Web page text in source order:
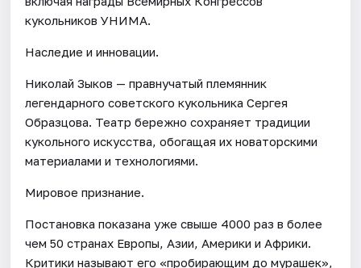
кукольников УНИМА.
Наследие и инновации.
Николай Зыков — правнучатый племянник
легендарного советского кукольника Сергея
Образцова. Театр бережно сохраняет традиции
кукольного искусства, обогащая их новаторскими
материалами и технологиями.
Мировое признание.
Постановка показана уже свыше 4000 раз в более
чем 50 странах Европы, Азии, Америки и Африки.
Критики называют его «пробирающим до мурашек»,